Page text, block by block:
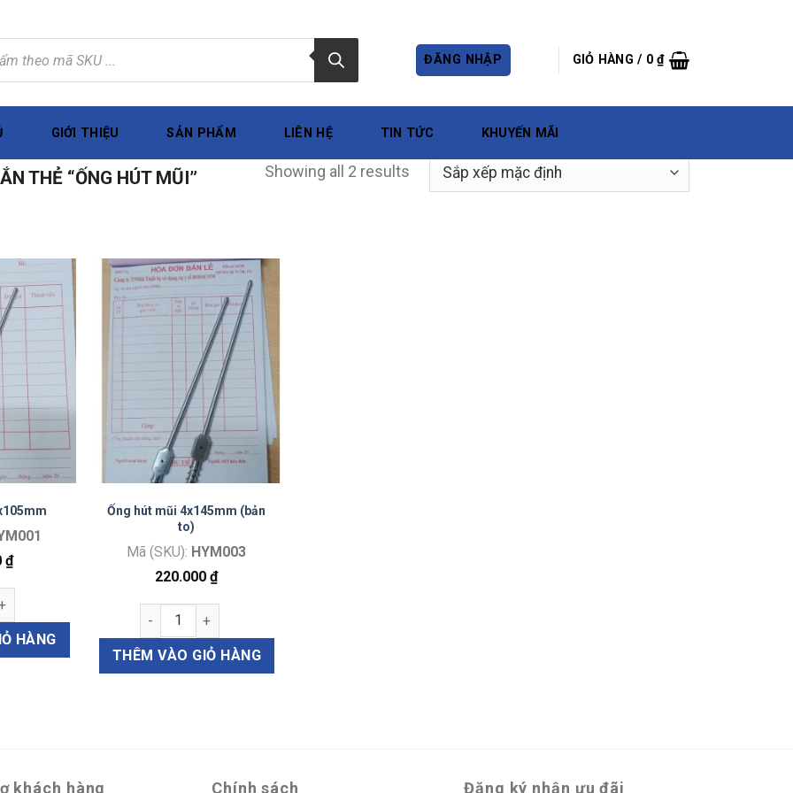
ĐĂNG NHẬP GIỎ HÀNG / 0₫
GIỚI THIỆU SẢN PHẨM LIÊN HỆ TIN TỨC KHUYẾN MÃI
THẺ “ỐNG HÚT MŨI” Showing all 2 results
₫
3x105mm số lượng
HÀNG
Ống hút mũi 4x145mm (bản
to)
Mã (SKU): HYM003
220.000₫
Ống hút mũi 4x145mm (bản to) số lượng
THÊM VÀO GIỎ HÀNG
khách hàng Chính sách Đăng ký nhận ưu đãi